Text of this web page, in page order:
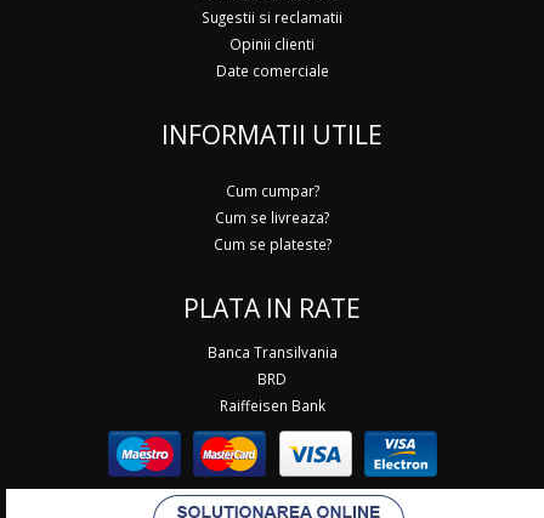
Sugestii si reclamatii
Opinii clienti
Date comerciale
INFORMATII UTILE
Cum cumpar?
Cum se livreaza?
Cum se plateste?
PLATA IN RATE
Banca Transilvania
BRD
Raiffeisen Bank